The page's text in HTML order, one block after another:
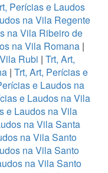
Perícias e Laudos
na Vila Regente
na Vila Ribeiro de
na Vila Romana |
Rubi | Trt, Art,
| Trt, Art, Perícias e
e Laudos na
e Laudos na Vila
e Laudos na Vila
na Vila Santa
na Vila Santo
na Vila Santo
na Vila Santo